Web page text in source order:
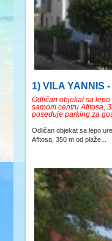
1) VILA YANNIS
Odličan objekat sa
samom centru Afitosa,
poseduje parking za
Odličan objekat sa lepo
Afitosa, 350 m od plaže...